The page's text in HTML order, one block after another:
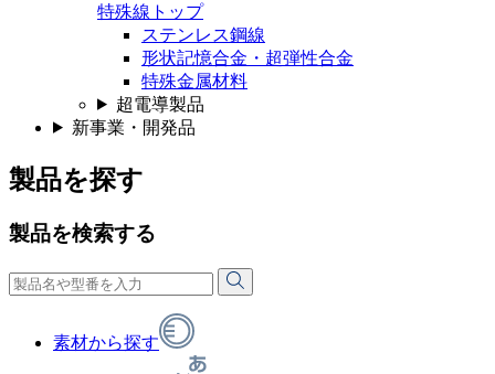
特殊線トップ
ステンレス鋼線
形状記憶合金・超弾性合金
特殊金属材料
超電導製品
新事業・開発品
製品を探す
製品を検索する
素材から探す